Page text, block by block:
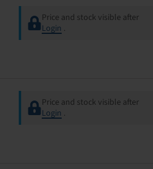
Price and stock visible after
Login .
Price and stock visible after
Login .